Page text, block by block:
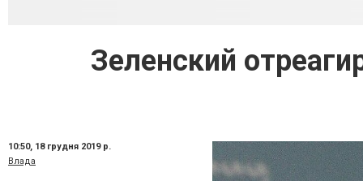
Зеленский
10:50, 18 грудня 2019 р.
Влада